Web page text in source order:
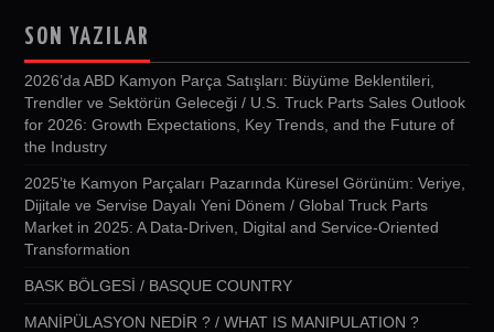
SON YAZILAR
2026’da ABD Kamyon Parça Satışları: Büyüme Beklentileri,
Trendler ve Sektörün Geleceği / U.S. Truck Parts Sales Outlook
for 2026: Growth Expectations, Key Trends, and the Future of
the Industry
2025’te Kamyon Parçaları Pazarında Küresel Görünüm: Veriye,
Dijitale ve Servise Dayalı Yeni Dönem / Global Truck Parts
Market in 2025: A Data-Driven, Digital and Service-Oriented
Transformation
BASK BÖLGESİ / BASQUE COUNTRY
MANİPÜLASYON NEDİR ? / WHAT IS MANIPULATION ?